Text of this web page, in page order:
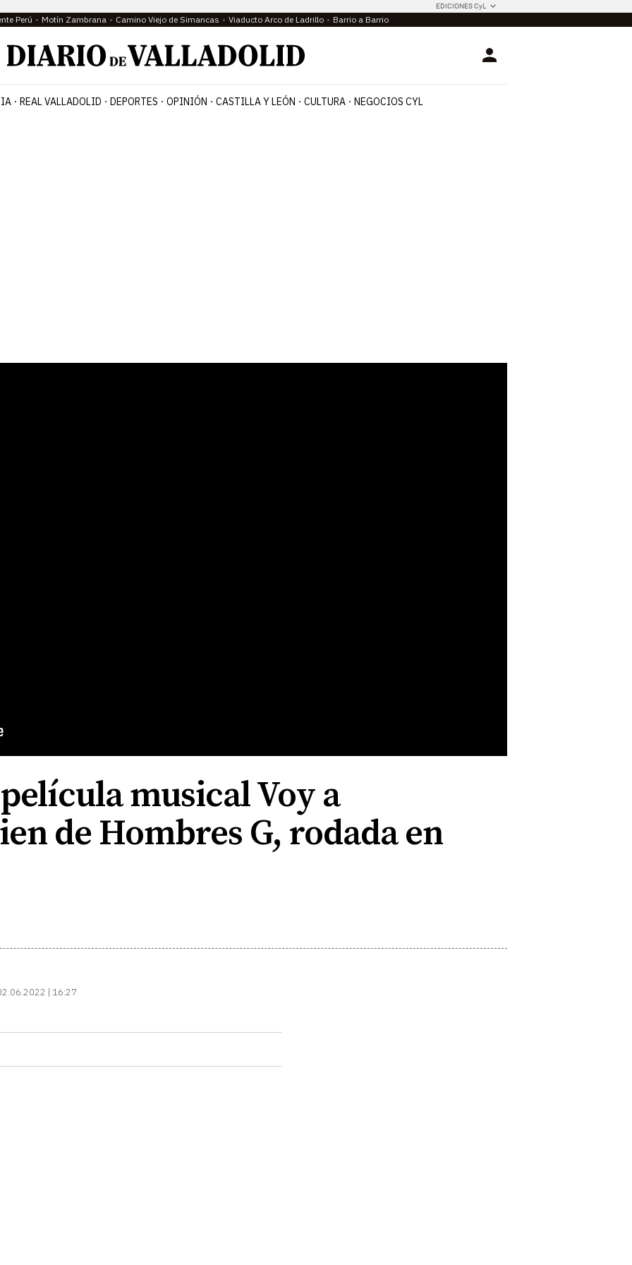
EDICIONES CyL
Perú Motín Zambrana Camino Viejo de Simancas Viaducto Arco de Ladrillo Barrio a Barrio
Login
REAL VALLADOLID DEPORTES OPINIÓN CASTILLA Y LEÓN CULTURA NEGOCIOS CYL
musical Voy a
de Hombres G, rodada en
| 16:27